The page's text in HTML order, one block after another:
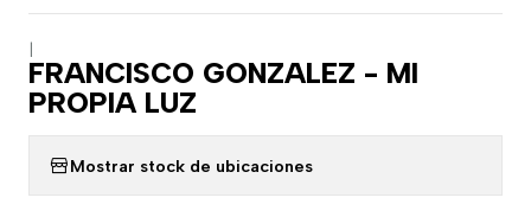
FRANCISCO GONZALEZ - MI
PROPIA LUZ
Mostrar stock de ubicaciones